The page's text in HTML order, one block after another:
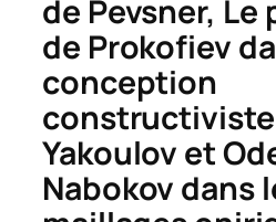
de Pevsner, Le
de Prokofiev
conception
Yakoulov et
Nabokov dans